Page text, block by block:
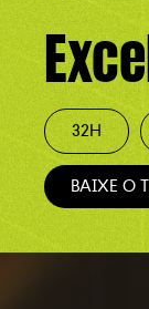
32H
BAIXE O